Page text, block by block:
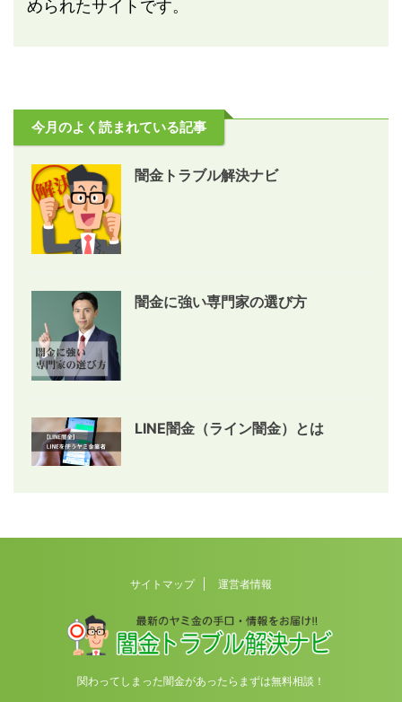
められたサイトです。
今月のよく読まれている記事
闇金トラブル解決ナビ
闇金に強い専門家の選び方
LINE闇金（ライン闇金）とは
サイトマップ 運営者情報
関わってしまった闇金があったらまずは無料相談！